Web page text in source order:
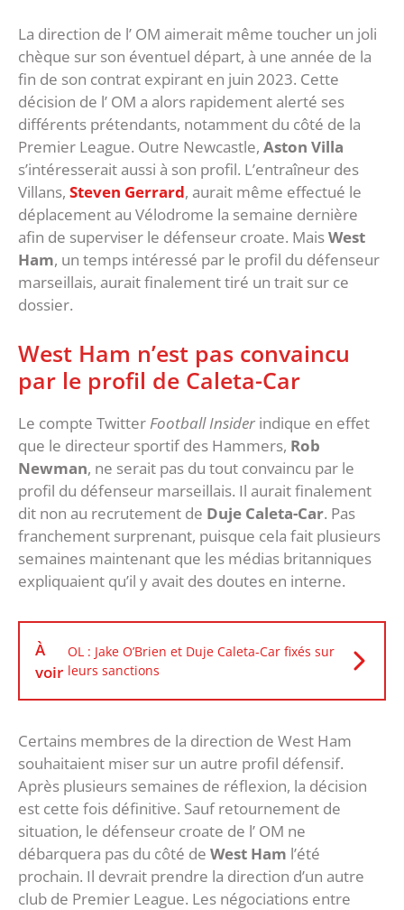
La direction de l’ OM aimerait même toucher un joli
chèque sur son éventuel départ, à une année de la
fin de son contrat expirant en juin 2023. Cette
décision de l’ OM a alors rapidement alerté ses
différents prétendants, notamment du côté de la
Premier League. Outre Newcastle, Aston Villa
s’intéresserait aussi à son profil. L’entraîneur des
Villans, Steven Gerrard, aurait même effectué le
déplacement au Vélodrome la semaine dernière
afin de superviser le défenseur croate. MaisWest
Ham, un temps intéressé par le profil du défenseur
marseillais, aurait finalement tiré un trait sur ce
dossier.
West Ham n’est pas convaincu
par le profil de Caleta-Car
Le compte Twitter Football Insider indique en effet
que le directeur sportif des Hammers, Rob
Newman, ne serait pas du tout convaincu par le
profil du défenseur marseillais. Il aurait finalement
dit non au recrutement de Duje Caleta-Car. Pas
franchement surprenant, puisque cela fait plusieurs
semaines maintenant que les médias britanniques
expliquaient qu’il y avait des doutes en interne.
À
voir
OL : Jake O’Brien et Duje Caleta-Car fixés sur
leurs sanctions
Certains membres de la direction de West Ham
souhaitaient miser sur un autre profil défensif.
Après plusieurs semaines de réflexion, la décision
est cette fois définitive. Sauf retournement de
situation, le défenseur croate de l’ OM ne
débarquera pas du côté de West Ham l’été
prochain. Il devrait prendre la direction d’un autre
club de Premier League. Les négociations entre